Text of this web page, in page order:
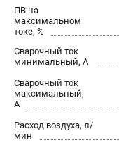
Сварочные материалы
+7
Информация
проспект
ПВ на
максимальном
токе, %
Сварочный ток
минимальный, А
Сварочный ток
максимальный,
А
Расход воздуха, л/
мин